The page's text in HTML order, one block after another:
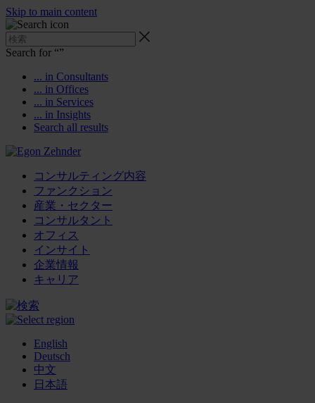
Skip to main content
Search for “”
... in Consultants
... in Offices
... in Services
... in Insights
Search all results
コンサルティング内容
ファンクション
産業・セクター
コンサルタント
オフィス
インサイト
企業情報
キャリア
English
Deutsch
中文
日本語